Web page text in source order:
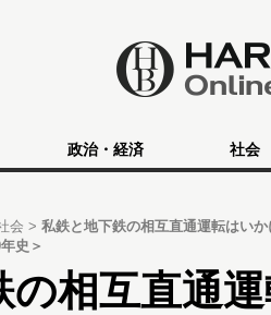
政治・経済 社会
会
私鉄と地下鉄の相互直通運転はい
史＞
の相互直通